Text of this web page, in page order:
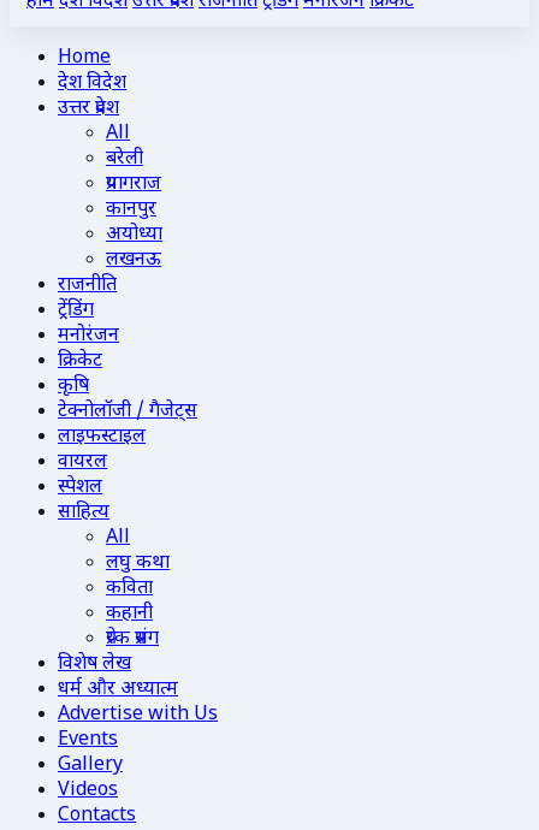
Home
देश विदेश
उत्तर प्रदेश
All
बरेली
प्रयागराज
कानपुर
अयोध्या
लखनऊ
राजनीति
ट्रेंडिंग
मनोरंजन
क्रिकेट
कृषि
टेक्नोलॉजी / गैजेट्स
लाइफस्टाइल
वायरल
स्पेशल
साहित्य
All
लघु कथा
कविता
कहानी
प्रेरक प्रसंग
विशेष लेख
धर्म और अध्यात्म
Advertise with Us
Events
Gallery
Videos
Contacts